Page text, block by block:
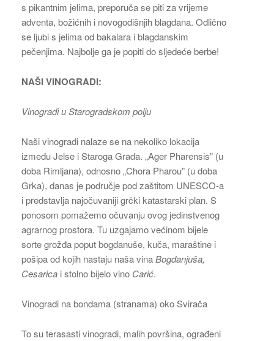
s pikantnim jelima, preporuča se piti za vrijeme
adventa, božićnih i novogodišnjih blagdana. Odlično
se ljubi s jelima od bakalara i blagdanskim
pečenjima. Najbolje ga je popiti do sljedeće berbe!
NAŠI VINOGRADI:
Vinogradi u Starogradskom polju
Naši vinogradi nalaze se na nekoliko lokacija
između Jelse i Staroga Grada. „Ager Pharensis” (u
doba Rimljana), odnosno „Chora Pharou” (u doba
Grka), danas je područje pod zaštitom UNESCO-a
i predstavlja najočuvaniji grčki katastarski plan. S
ponosom pomažemo očuvanju ovog jedinstvenog
agrarnog prostora. Tu uzgajamo većinom bijele
sorte grožđa poput bogdanuše, kuča, maraštine i
pošipa od kojih nastaju naša vinaBogdanjuša,
Cesarica i stolno bijelo vino Carić.
Vinogradi na bondama (stranama) oko Svirača
To su terasasti vinogradi, malih površina, ograđeni